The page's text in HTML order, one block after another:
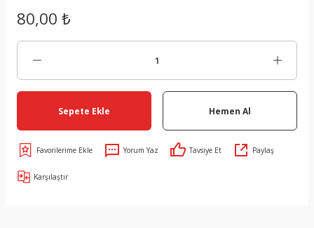
80,00 ₺
Sepete Ekle Hemen Al
Yorum Yaz Tavsiye Et Paylaş
Karşılaştır